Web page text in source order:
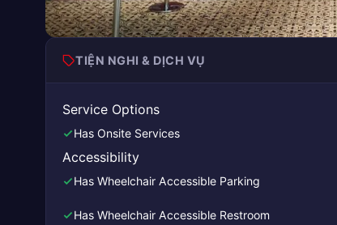
TIỆN NGHI & DỊCH VỤ
Service Options
Has Onsite Services
Accessibility
Has Wheelchair Accessible Parking
Has Wheelchair Accessible Restroom